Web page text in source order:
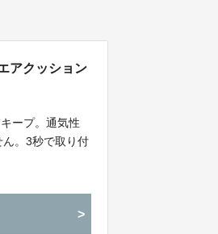
アクッション
ープ。通気性
。3秒で取り付